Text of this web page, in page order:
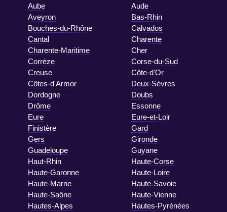
Aube
Aude
Aveyron
Bas-Rhin
Bouches-du-Rhône
Calvados
Cantal
Charente
Charente-Maritime
Cher
Corrèze
Corse-du-Sud
Creuse
Côte-d'Or
Côtes-d'Armor
Deux-Sèvres
Dordogne
Doubs
Drôme
Essonne
Eure
Eure-et-Loir
Finistère
Gard
Gers
Gironde
Guadeloupe
Guyane
Haut-Rhin
Haute-Corse
Haute-Garonne
Haute-Loire
Haute-Marne
Haute-Savoie
Haute-Saône
Haute-Vienne
Hautes-Alpes
Hautes-Pyrénées